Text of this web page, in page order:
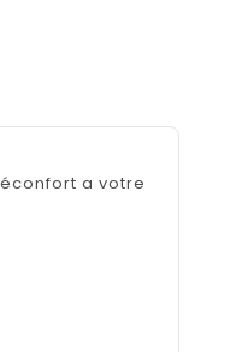
a votre